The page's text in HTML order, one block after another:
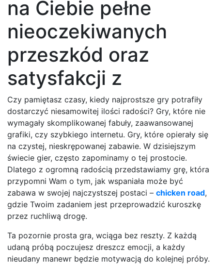
na Ciebie pełne
nieoczekiwanych
przeszkód oraz
satysfakcji z
Czy pamiętasz czasy, kiedy najprostsze gry potrafiły
dostarczyć niesamowitej ilości radości? Gry, które nie
wymagały skomplikowanej fabuły, zaawansowanej
grafiki, czy szybkiego internetu. Gry, które opierały się
na czystej, nieskrępowanej zabawie. W dzisiejszym
świecie gier, często zapominamy o tej prostocie.
Dlatego z ogromną radością przedstawiamy grę, która
przypomni Wam o tym, jak wspaniała może być
zabawa w swojej najczystszej postaci – chicken road,
gdzie Twoim zadaniem jest przeprowadzić kuroszkę
przez ruchliwą drogę.
Ta pozornie prosta gra, wciąga bez reszty. Z każdą
udaną próbą poczujesz dreszcz emocji, a każdy
nieudany manewr będzie motywacją do kolejnej próby.